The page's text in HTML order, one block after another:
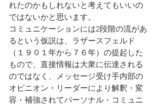
れたのかもしれないと考えてもいいの
ではないかと思います。
コミュニケーションには2段階の流があ
るという仮説は、ラザースフェルド
（１９０１年から７６年）の提起した
もので、直接情報は大衆に伝達される
のではなく、メッセージ受け手内部の
オピニオン・リーダーにより解釈・変
容・補強されてパーソナル・コミュニ